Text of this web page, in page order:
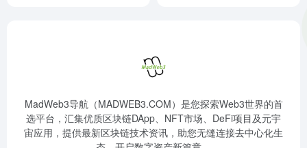
MadWeb3导航（MADWEB3.COM）是您探索Web3世界的首
选平台，汇集优质区块链DApp、NFT市场、DeFi项目及元宇
宙应用，提供最新区块链技术资讯，助您无缝连接去中心化生